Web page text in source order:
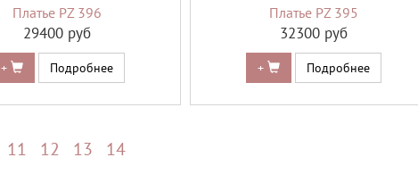
Платье PZ 396
29400 руб
+ Подробнее
Платье PZ 395
32300 руб
+ Подробнее
11 12 13 14